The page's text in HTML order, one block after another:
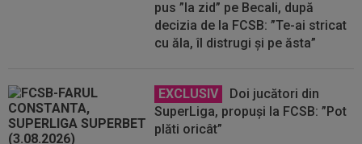
pus ”la zid” pe Becali, după
decizia de la FCSB: ”Te-ai stricat
cu ăla, îl distrugi și pe ăsta”
EXCLUSIV
Doi jucători din
SuperLiga, propuși la FCSB: ”Pot
plăti oricât”